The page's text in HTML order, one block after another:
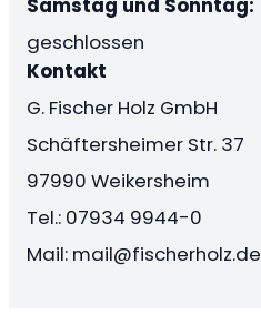
Samstag und Sonntag:
geschlossen
Kontakt
G. Fischer Holz GmbH
Schäftersheimer Str. 37
97990 Weikersheim
Tel.: 07934 9944-0
Mail: mail@fischerholz.de